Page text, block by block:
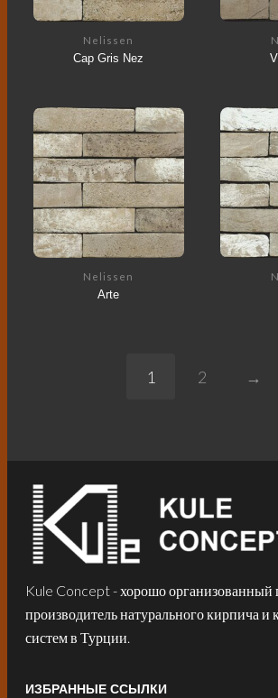
Nelissen
Cap Gris Nez
Nelissen
Arte
1 2 →
Kule Concept - хорошо организованный
производитель натурального кирпича и
систем в Турции.
ИЗБРАННЫЕ ССЫЛКИ